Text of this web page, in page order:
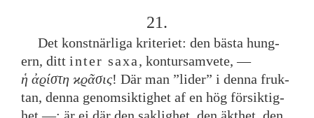
21.
Det konstnärliga kriteriet: den bästa hung-
ern, ditt inter saxa, kontursamvete, —
ἡ ἀϱίστη ϰϱᾶσις! Där man ”lider” i denna fruk-
tan, denna genomsiktighet af en hög försiktig-